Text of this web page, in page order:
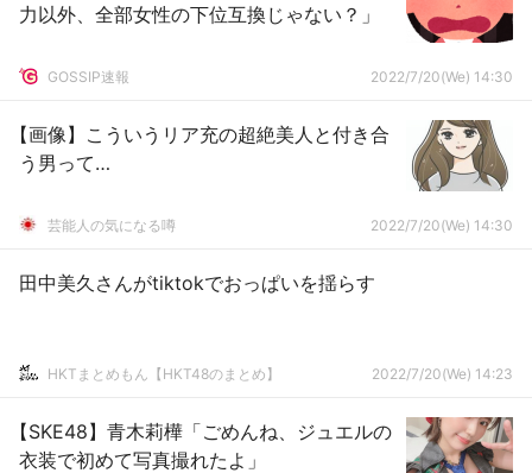
力以外、全部女性の下位互換じゃない？」
GOSSIP速報 2022/7/20(We) 14:30
【画像】こういうリア充の超絶美人と付き合
う男って…
芸能人の気になる噂 2022/7/20(We) 14:30
田中美久さんがtiktokでおっぱいを揺らす
HKTまとめもん【HKT48のまとめ】 2022/7/20(We) 14:23
【SKE48】青木莉樺「ごめんね、ジュエルの
衣装で初めて写真撮れたよ」